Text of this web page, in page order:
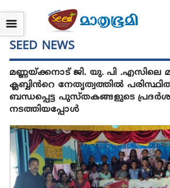
☰
SEED NEWS
മണ്ണയ്ക്കനാട് ജി. യു. പി .എസിലെ
ക്ലബ്ബിൻറെ നേതൃത്വത്തിൽ
ബന്ധപ്പെട്ട പുസ്തകങ്ങളുടെ
നടത്തിയപ്പോൾ